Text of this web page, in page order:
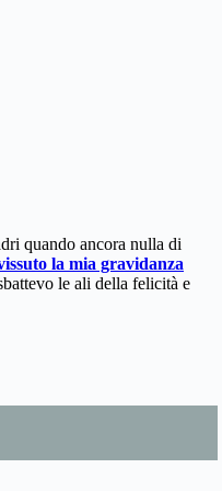
quando ancora nulla di
la mia gravidanza
le ali della felicità e